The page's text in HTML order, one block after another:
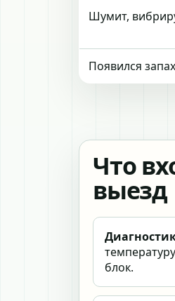
Шумит,
Появился
Что
выезд
блок.